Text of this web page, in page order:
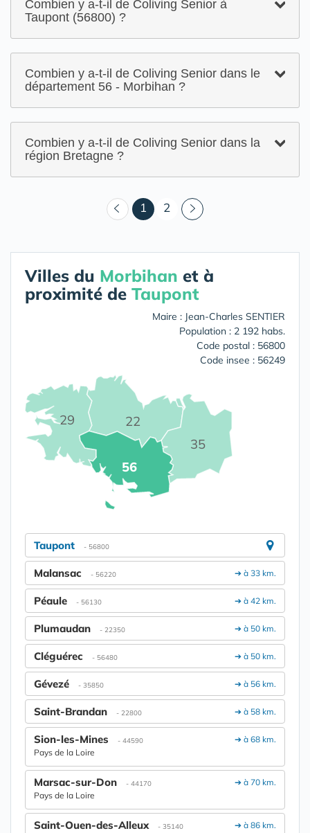
Combien y a-t-il de Coliving Senior à
Taupont (56800) ?
Combien y a-t-il de Coliving Senior dans le
département 56 - Morbihan ?
Combien y a-t-il de Coliving Senior dans la
région Bretagne ?
1 (courant)
2
Villes du Morbihan et à
proximité de Taupont
Maire : Jean-Charles SENTIER
Population : 2 192 habs.
Code postal : 56800
Code insee : 56249
22
29
35
56
Taupont - 56800
➔ à 33 km.
Malansac - 56220
➔ à 42 km.
Péaule - 56130
➔ à 50 km.
Plumaudan - 22350
➔ à 50 km.
Cléguérec - 56480
➔ à 56 km.
Gévezé - 35850
➔ à 58 km.
Saint-Brandan - 22800
➔ à 68 km.
Sion-les-Mines - 44590
Pays de la Loire
➔ à 70 km.
Marsac-sur-Don - 44170
Pays de la Loire
➔ à 86 km.
Saint-Ouen-des-Alleux - 35140